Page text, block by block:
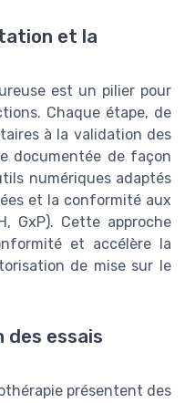
et la
est un pilier pour
Chaque étape, de
à la validation des
documentée de façon
numériques adaptés
et la conformité aux
GxP). Cette approche
et accélère la
de mise sur le
des essais
présentent des